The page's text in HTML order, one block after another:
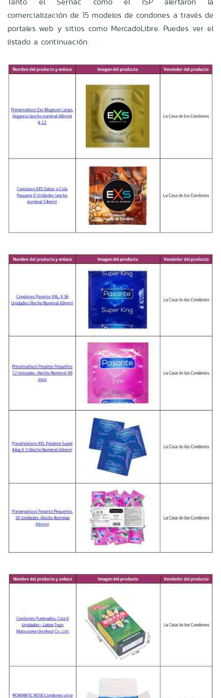
comercialización de 15 modelos de condones a través de
portales web y sitios como MercadoLibre. Puedes ver el
listado a continuación: